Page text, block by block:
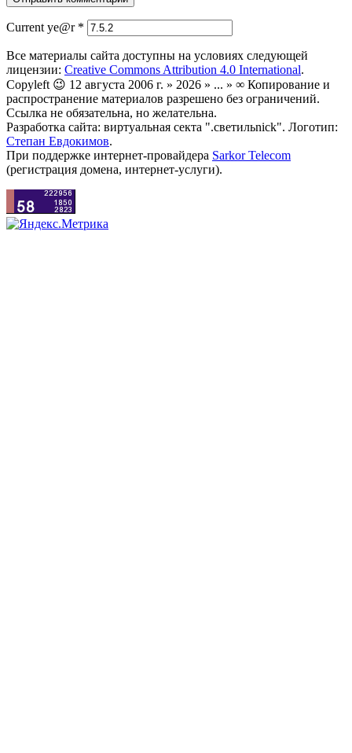
Current ye@r *
Все материалы сайта доступны на условиях следующей
лицензии: Creative Commons Attribution 4.0 International.
Copyleft 😉 12 августа 2006 г. » 2026 » ... » ∞ Копирование и
распространение материалов разрешено без ограничений.
Ссылка не обязательна, но желательна.
Разработка сайта: виртуальная секта ".светильnick". Логотип:
Степан Евдокимов.
При поддержке интернет-провайдера Sarkor Telecom
(регистрация домена, интернет-услуги).